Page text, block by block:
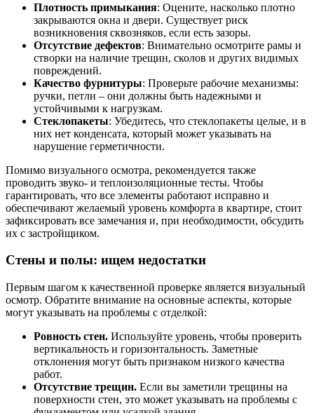
Плотность примыкания: Оцените, насколько плотно
закрываются окна и двери. Существует риск
возникновения сквозняков, если есть зазоры.
Отсутствие дефектов: Внимательно осмотрите рамы и
створки на наличие трещин, сколов и других видимых
повреждений.
Качество фурнитуры: Проверьте рабочие механизмы:
ручки, петли – они должны быть надежными и
устойчивыми к нагрузкам.
Стеклопакеты: Убедитесь, что стеклопакеты целые, и в
них нет конденсата, который может указывать на
нарушение герметичности.
Помимо визуального осмотра, рекомендуется также
проводить звуко- и теплоизоляционные тесты. Чтобы
гарантировать, что все элементы работают исправно и
обеспечивают желаемый уровень комфорта в квартире, стоит
зафиксировать все замечания и, при необходимости, обсудить
их с застройщиком.
Стены и полы: ищем недостатки
Первым шагом к качественной проверке является визуальный
осмотр. Обратите внимание на основные аспекты, которые
могут указывать на проблемы с отделкой:
Ровность стен. Используйте уровень, чтобы проверить
вертикальность и горизонтальность. Заметные
отклонения могут быть признаком низкого качества
работ.
Отсутствие трещин. Если вы заметили трещины на
поверхности стен, это может указывать на проблемы с